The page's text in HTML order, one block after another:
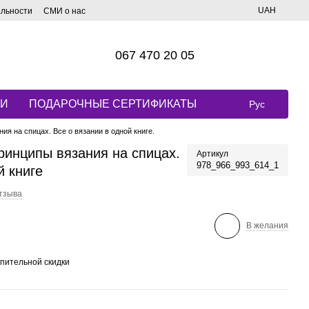
СМИ о нас UAH
067 470 20 05
ПОДАРОЧНЫЕ СЕРТИФИКАТЫ Рус
на спицах. Все о вязании в одной книге.
вязания на спицах.
книге
Артикул
978_966_993_614_1
В желания
скидки